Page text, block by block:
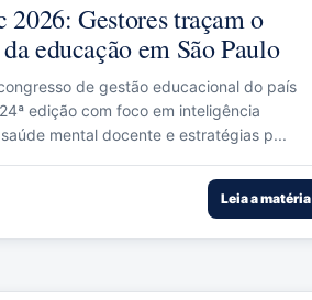
2026: Gestores traçam o
educação em São Paulo
de gestão educacional do país
edição com foco em inteligência
mental docente e estratégias p...
Leia a matéria